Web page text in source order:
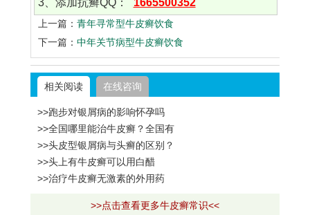
3、添加抗癣QQ：
1665500352
上一篇： 青年寻常型牛皮癣饮食
下一篇： 中年关节病型牛皮癣饮食
相关阅读 在线咨询
>>跑步对银屑病的影响怀孕吗
>>全国哪里能治牛皮癣？全国有
>>头皮型银屑病与头癣的区别？
>>头上有牛皮癣可以用白醋
>>治疗牛皮癣无激素的外用药
>>点击查看更多牛皮癣常识<<